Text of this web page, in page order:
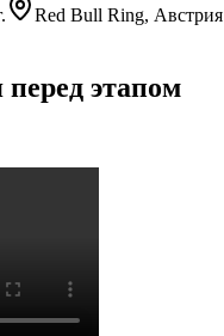
Red Bull Ring, Австрия
этапом